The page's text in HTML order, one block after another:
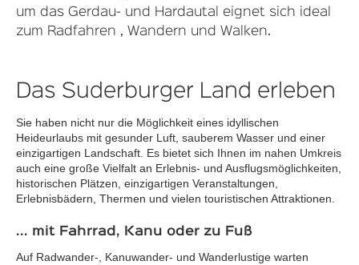
um das Gerdau- und Hardautal eignet sich ideal
zum Radfahren , Wandern und Walken.
Das Suderburger Land erleben
Sie haben nicht nur die Möglichkeit eines idyllischen
Heideurlaubs mit gesunder Luft, sauberem Wasser und einer
einzigartigen Landschaft. Es bietet sich Ihnen im nahen Umkreis
auch eine große Vielfalt an Erlebnis- und Ausflugsmöglichkeiten,
historischen Plätzen, einzigartigen Veranstaltungen,
Erlebnisbädern, Thermen und vielen touristischen Attraktionen.
... mit Fahrrad, Kanu oder zu Fuß
Auf Radwander-, Kanuwander- und Wanderlustige warten